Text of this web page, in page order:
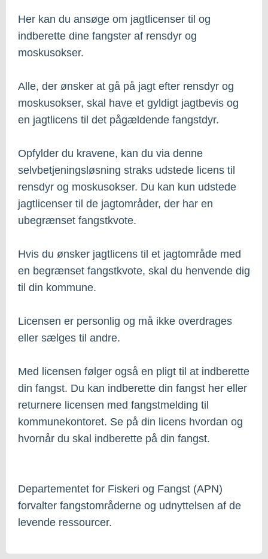
Her kan du ansøge om jagtlicenser til og
indberette dine fangster af rensdyr og
moskusokser.
Alle, der ønsker at gå på jagt efter rensdyr og
moskusokser, skal have et gyldigt jagtbevis og
en jagtlicens til det pågældende fangstdyr.
Opfylder du kravene, kan du via denne
selvbetjeningsløsning straks udstede licens til
rensdyr og moskusokser. Du kan kun udstede
jagtlicenser til de jagtområder, der har en
ubegrænset fangstkvote.
Hvis du ønsker jagtlicens til et jagtområde med
en begrænset fangstkvote, skal du henvende dig
til din kommune.
Licensen er personlig og må ikke overdrages
eller sælges til andre.
Med licensen følger også en pligt til at indberette
din fangst. Du kan indberette din fangst her eller
returnere licensen med fangstmelding til
kommunekontoret. Se på din licens hvordan og
hvornår du skal indberette på din fangst.
Departementet for Fiskeri og Fangst (APN)
forvalter fangstområderne og udnyttelsen af de
levende ressourcer.